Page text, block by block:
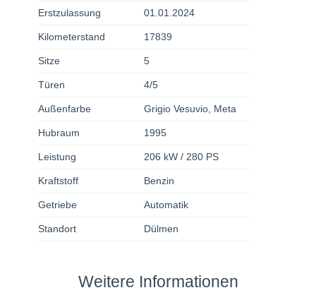
Erstzulassung 01.01.2024
Kilometerstand 17839
Sitze 5
Türen 4/5
Außenfarbe Grigio Vesuvio, Meta
Hubraum 1995
Leistung 206 kW / 280 PS
Kraftstoff Benzin
Getriebe Automatik
Standort Dülmen
Weitere Informationen